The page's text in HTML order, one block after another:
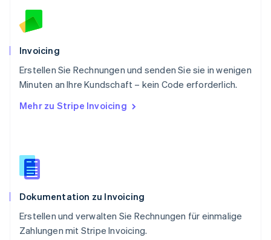
Invoicing
Erstellen Sie Rechnungen und senden Sie sie in wenigen
Minuten an Ihre Kundschaft – kein Code erforderlich.
Mehr zu Stripe Invoicing
Dokumentation zu Invoicing
Erstellen und verwalten Sie Rechnungen für einmalige
Zahlungen mit Stripe Invoicing.
Schweden
Schweiz
Singapur
English简体中文
Slowakei
Slowenien
English
Spanien
Thailand
Tschechische Republik
English